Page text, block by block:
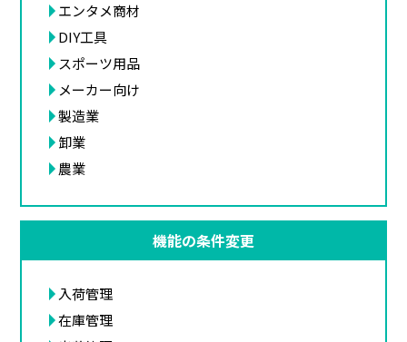
エンタメ商材
DIY工具
スポーツ用品
メーカー向け
製造業
卸業
農業
機能の条件変更
入荷管理
在庫管理